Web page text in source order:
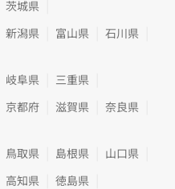
茨城県
新潟県 富山県
石川県
岐阜県
三重県
京都府 滋賀県
奈良県
鳥取県 島根県
山口県
高知県
徳島県